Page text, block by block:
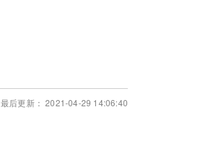
最后更新： 2021-04-29 14:06:40